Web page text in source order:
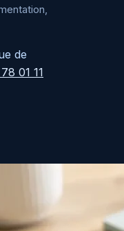
de
01 11